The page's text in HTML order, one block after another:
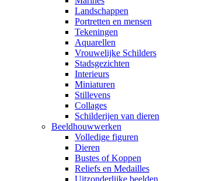
Landschappen
Portretten en mensen
Tekeningen
Aquarellen
Vrouwelijke Schilders
Stadsgezichten
Interieurs
Miniaturen
Stillevens
Collages
Schilderijen van dieren
Beeldhouwwerken
Volledige figuren
Dieren
Bustes of Koppen
Reliefs en Medailles
Uitzonderlijke beelden